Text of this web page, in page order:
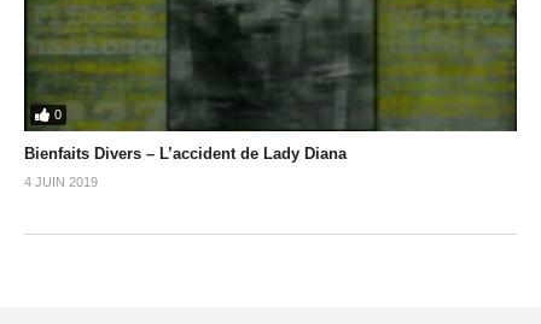
0
Bienfaits Divers – L’accident de Lady Diana
4 JUIN 2019